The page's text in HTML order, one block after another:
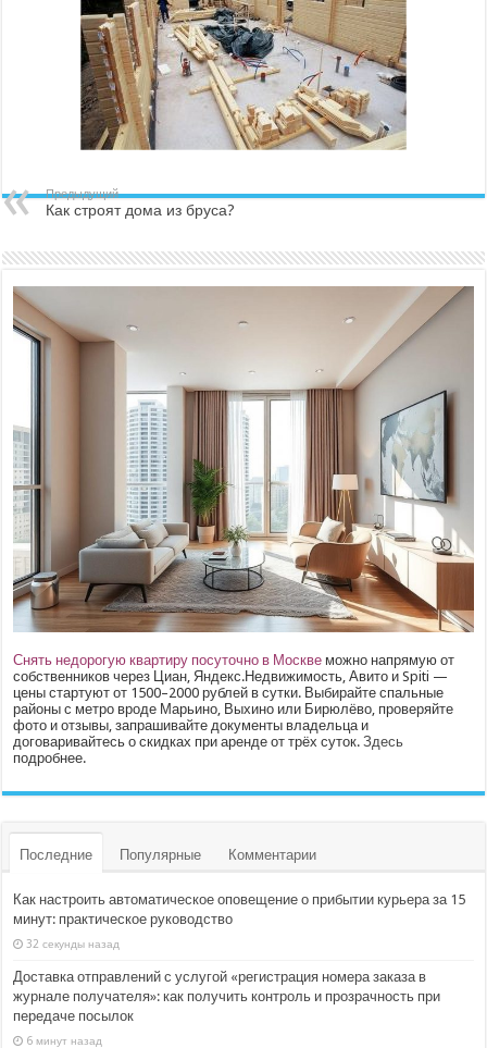
Предыдущий
Как строят дома из бруса?
Снять недорогую квартиру посуточно в Москве можно напрямую от
собственников через Циан, Яндекс.Недвижимость, Авито и Spiti —
цены стартуют от 1500–2000 рублей в сутки. Выбирайте спальные
районы с метро вроде Марьино, Выхино или Бирюлёво, проверяйте
фото и отзывы, запрашивайте документы владельца и
договаривайтесь о скидках при аренде от трёх суток.Здесь
подробнее.
Последние Популярные Комментарии
Как настроить автоматическое оповещение о прибытии курьера за 15
минут: практическое руководство
32 секунды назад
Доставка отправлений с услугой «регистрация номера заказа в
журнале получателя»: как получить контроль и прозрачность при
передаче посылок
6 минут назад